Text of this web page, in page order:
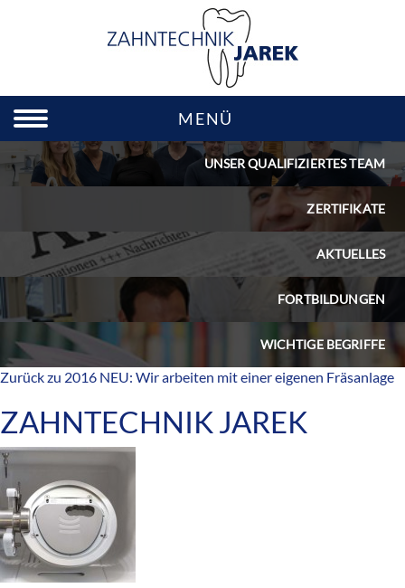
MENÜ
UNSER QUALIFIZIERTES TEAM
ZERTIFIKATE
AKTUELLES
FORTBILDUNGEN
WICHTIGE BEGRIFFE
Zurück zu 2016 NEU: Wir arbeiten mit einer eigenen Fräsanlage
ZAHNTECHNIK JAREK